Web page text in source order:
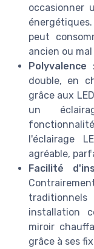
occasionner
peut
ancien ou
Polyvalence
double, en
grâce aux
un
l'éclairage
agréable,
Facilité
installation
miroir
grâce à ses